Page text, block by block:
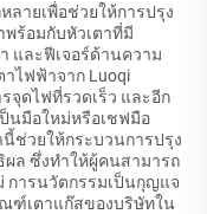
ลายเพื่อช่วยให้การปรุง
ร้อมกับหัวเตาที่มี
และฟีเจอร์ด้านความ
ไฟฟ้าจาก Luoqi
จุดไฟที่รวดเร็ว และอีก
นมือใหม่หรือเชฟมือ
ช่วยให้กระบวนการปรุง
ล ซึ่งทำให้ผู้คนสามารถ
การนวัตกรรมเป็นกุญแจ
ฑ์เตาแก๊สของบริษัทใน